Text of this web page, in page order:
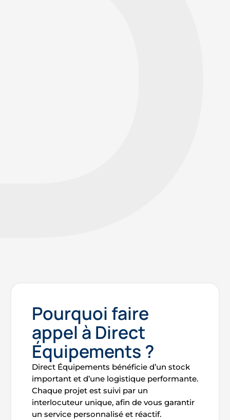
Pourquoi faire
appel à Direct
Équipements ?
Direct Équipements bénéficie d’un stock
important et d’une logistique performante.
Chaque projet est suivi par un
interlocuteur unique, afin de vous garantir
un service personnalisé et réactif.